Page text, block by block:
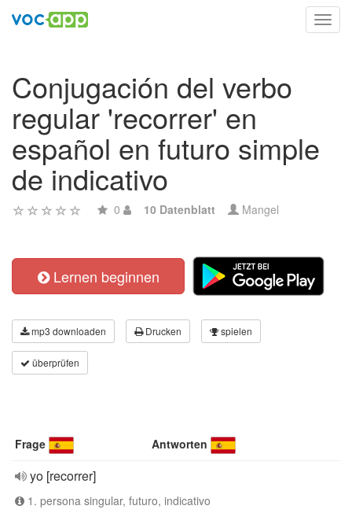
Conjugación del verbo
regular 'recorrer' en
español en futuro simple
de indicativo
0 10 Datenblatt Mangel
Lernen beginnen
mp3 downloaden Drucken spielen
überprüfen
Frage Antworten
yo [recorrer]
1. persona singular, futuro, indicativo